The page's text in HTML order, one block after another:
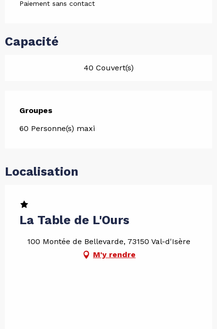
Paiement sans contact
Capacité
40 Couvert(s)
Groupes
Groupes
60 Personne(s) maxi
Localisation
La Table de L'Ours
100 Montée de Bellevarde, 73150 Val-d'Isère
M'y rendre